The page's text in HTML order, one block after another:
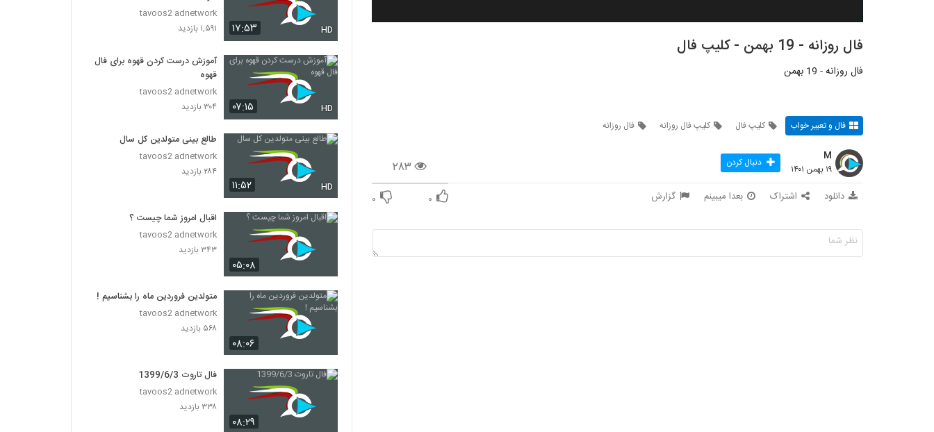
فال روزانه - 19 بهمن - کلیپ فال
فال روزانه - 19 بهمن
فال و تعبیر خواب کلیپ فال کلیپ فال روزانه فال روزانه
۲۸۳
M
۱۹ بهمن ۱۴۰۱ دنبال کردن
دانلود اشتراک بعدا میبینم گزارش ۰ ۰
۱۷:۵۳ HD
tavoos2 adnetwork
۱,۵۹۱ بازدید
۰۷:۱۵ HD
آموزش درست کردن قهوه برای فال
قهوه
tavoos2 adnetwork
۳۰۴ بازدید
۱۱:۵۲ HD
طالع بینی متولدین کل سال
tavoos2 adnetwork
۲۸۴ بازدید
۰۵:۰۸
اقبال امروز شما چیست ؟
tavoos2 adnetwork
۳۴۳ بازدید
۰۸:۰۶
متولدین فروردین ماه را بشناسیم !
tavoos2 adnetwork
۵۶۸ بازدید
۰۸:۲۹
فال تاروت 1399/6/3
tavoos2 adnetwork
۳۳۸ بازدید